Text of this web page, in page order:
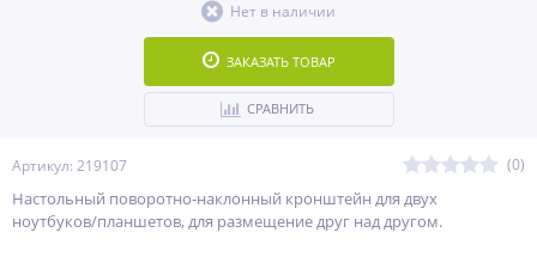
Артикул: 219107 (0)
Настольный поворотно-наклонный кронштейн для двух
ноутбуков/планшетов, для размещение друг над другом.
Нет в наличии
ЗАКАЗАТЬ ТОВАР
СРАВНИТЬ